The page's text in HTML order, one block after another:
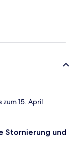
15. April
Stornierung und